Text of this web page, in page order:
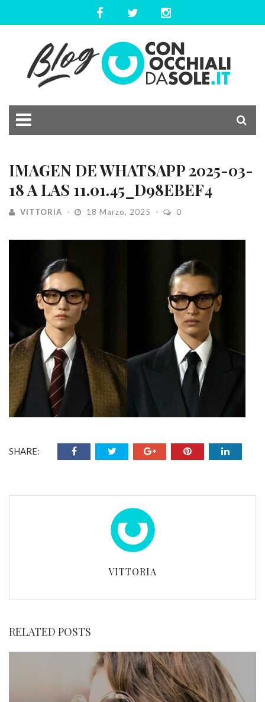
IMAGEN DE WHATSAPP 2025-03-
18 A LAS 11.01.45_D98EBEF4
VITTORIA 18 Marzo, 2025 0
SHARE:
VITTORIA
RELATED POSTS